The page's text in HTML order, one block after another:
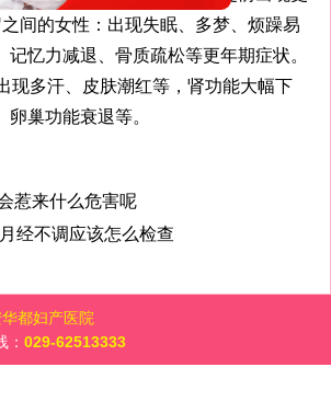
间的女性：出现失眠、多梦、烦躁易
记忆力减退、骨质疏松等更年期症状。
现多汗、皮肤潮红等，肾功能大幅下
巢功能衰退等。
惹来什么危害呢
经不调应该怎么检查
都妇产医院
： 029-62513333